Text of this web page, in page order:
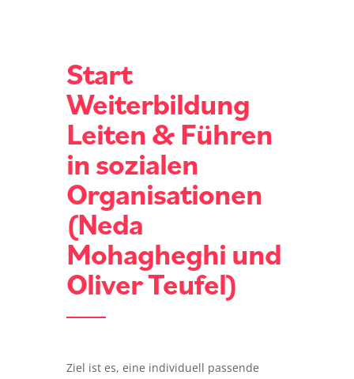
Start
Weiterbildung
Leiten & Führen
in sozialen
Organisationen
(Neda
Mohagheghi und
Oliver Teufel)
Ziel ist es, eine individuell passende